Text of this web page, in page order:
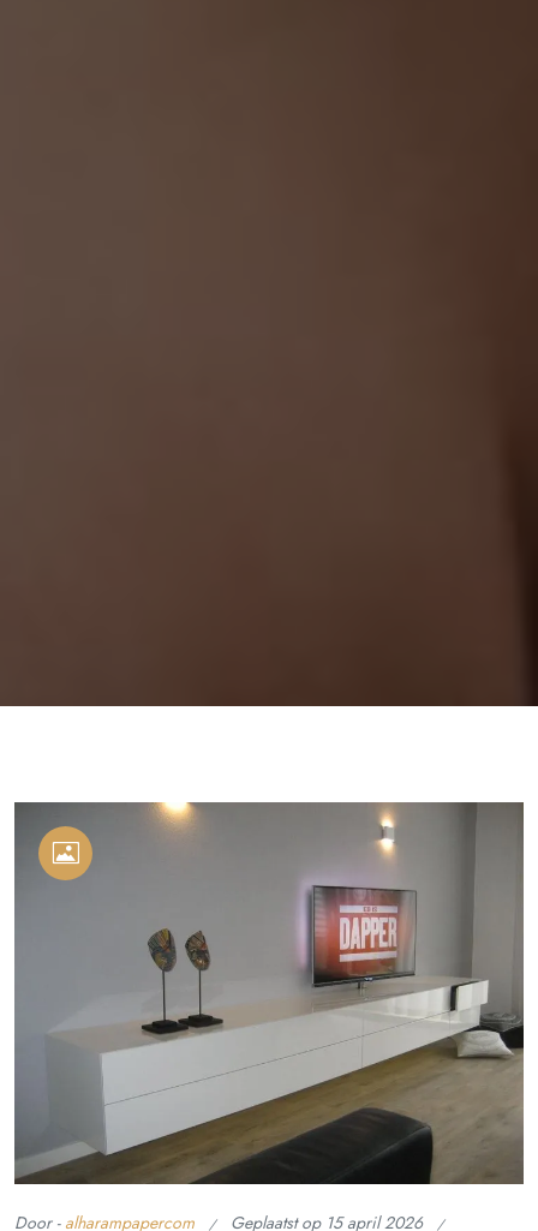
Door - alharampapercom Geplaatst op 15 april 2026